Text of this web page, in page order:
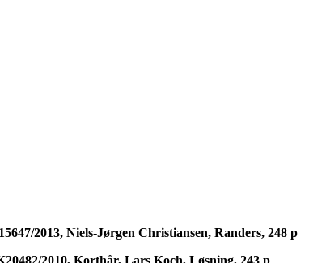
2013, Niels-Jørgen Christiansen, Randers, 248 p
2010, Korthår, Lars Koch, Løsning, 243 p